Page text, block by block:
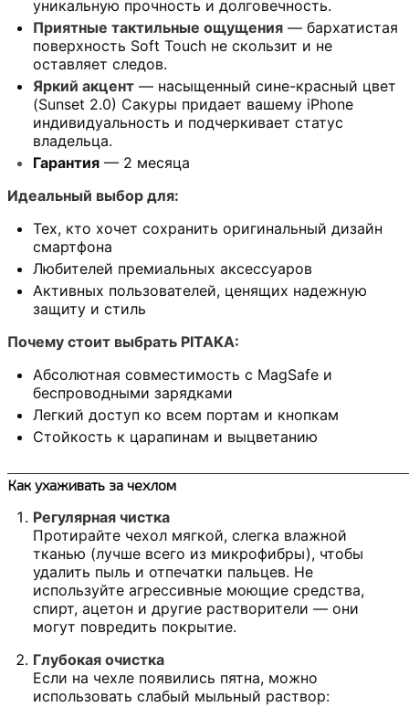
уникальную прочность и долговечность.
Приятные тактильные ощущения — бархатистая
поверхность Soft Touch не скользит и не
оставляет следов.
Яркий акцент — насыщенный сине-красный цвет
(Sunset 2.0) Сакуры придает вашему iPhone
индивидуальность и подчеркивает статус
владельца.
Гарантия — 2 месяца
Идеальный выбор для:
Тех, кто хочет сохранить оригинальный дизайн
смартфона
Любителей премиальных аксессуаров
Активных пользователей, ценящих надежную
защиту и стиль
Почему стоит выбрать PITAKA:
Абсолютная совместимость с MagSafe и
беспроводными зарядками
Легкий доступ ко всем портам и кнопкам
Стойкость к царапинам и выцветанию
Как ухаживать за чехлом
Регулярная чистка
Протирайте чехол мягкой, слегка влажной
тканью (лучше всего из микрофибры), чтобы
удалить пыль и отпечатки пальцев. Не
используйте агрессивные моющие средства,
спирт, ацетон и другие растворители — они
могут повредить покрытие.
Глубокая очистка
Если на чехле появились пятна, можно
использовать слабый мыльный раствор: